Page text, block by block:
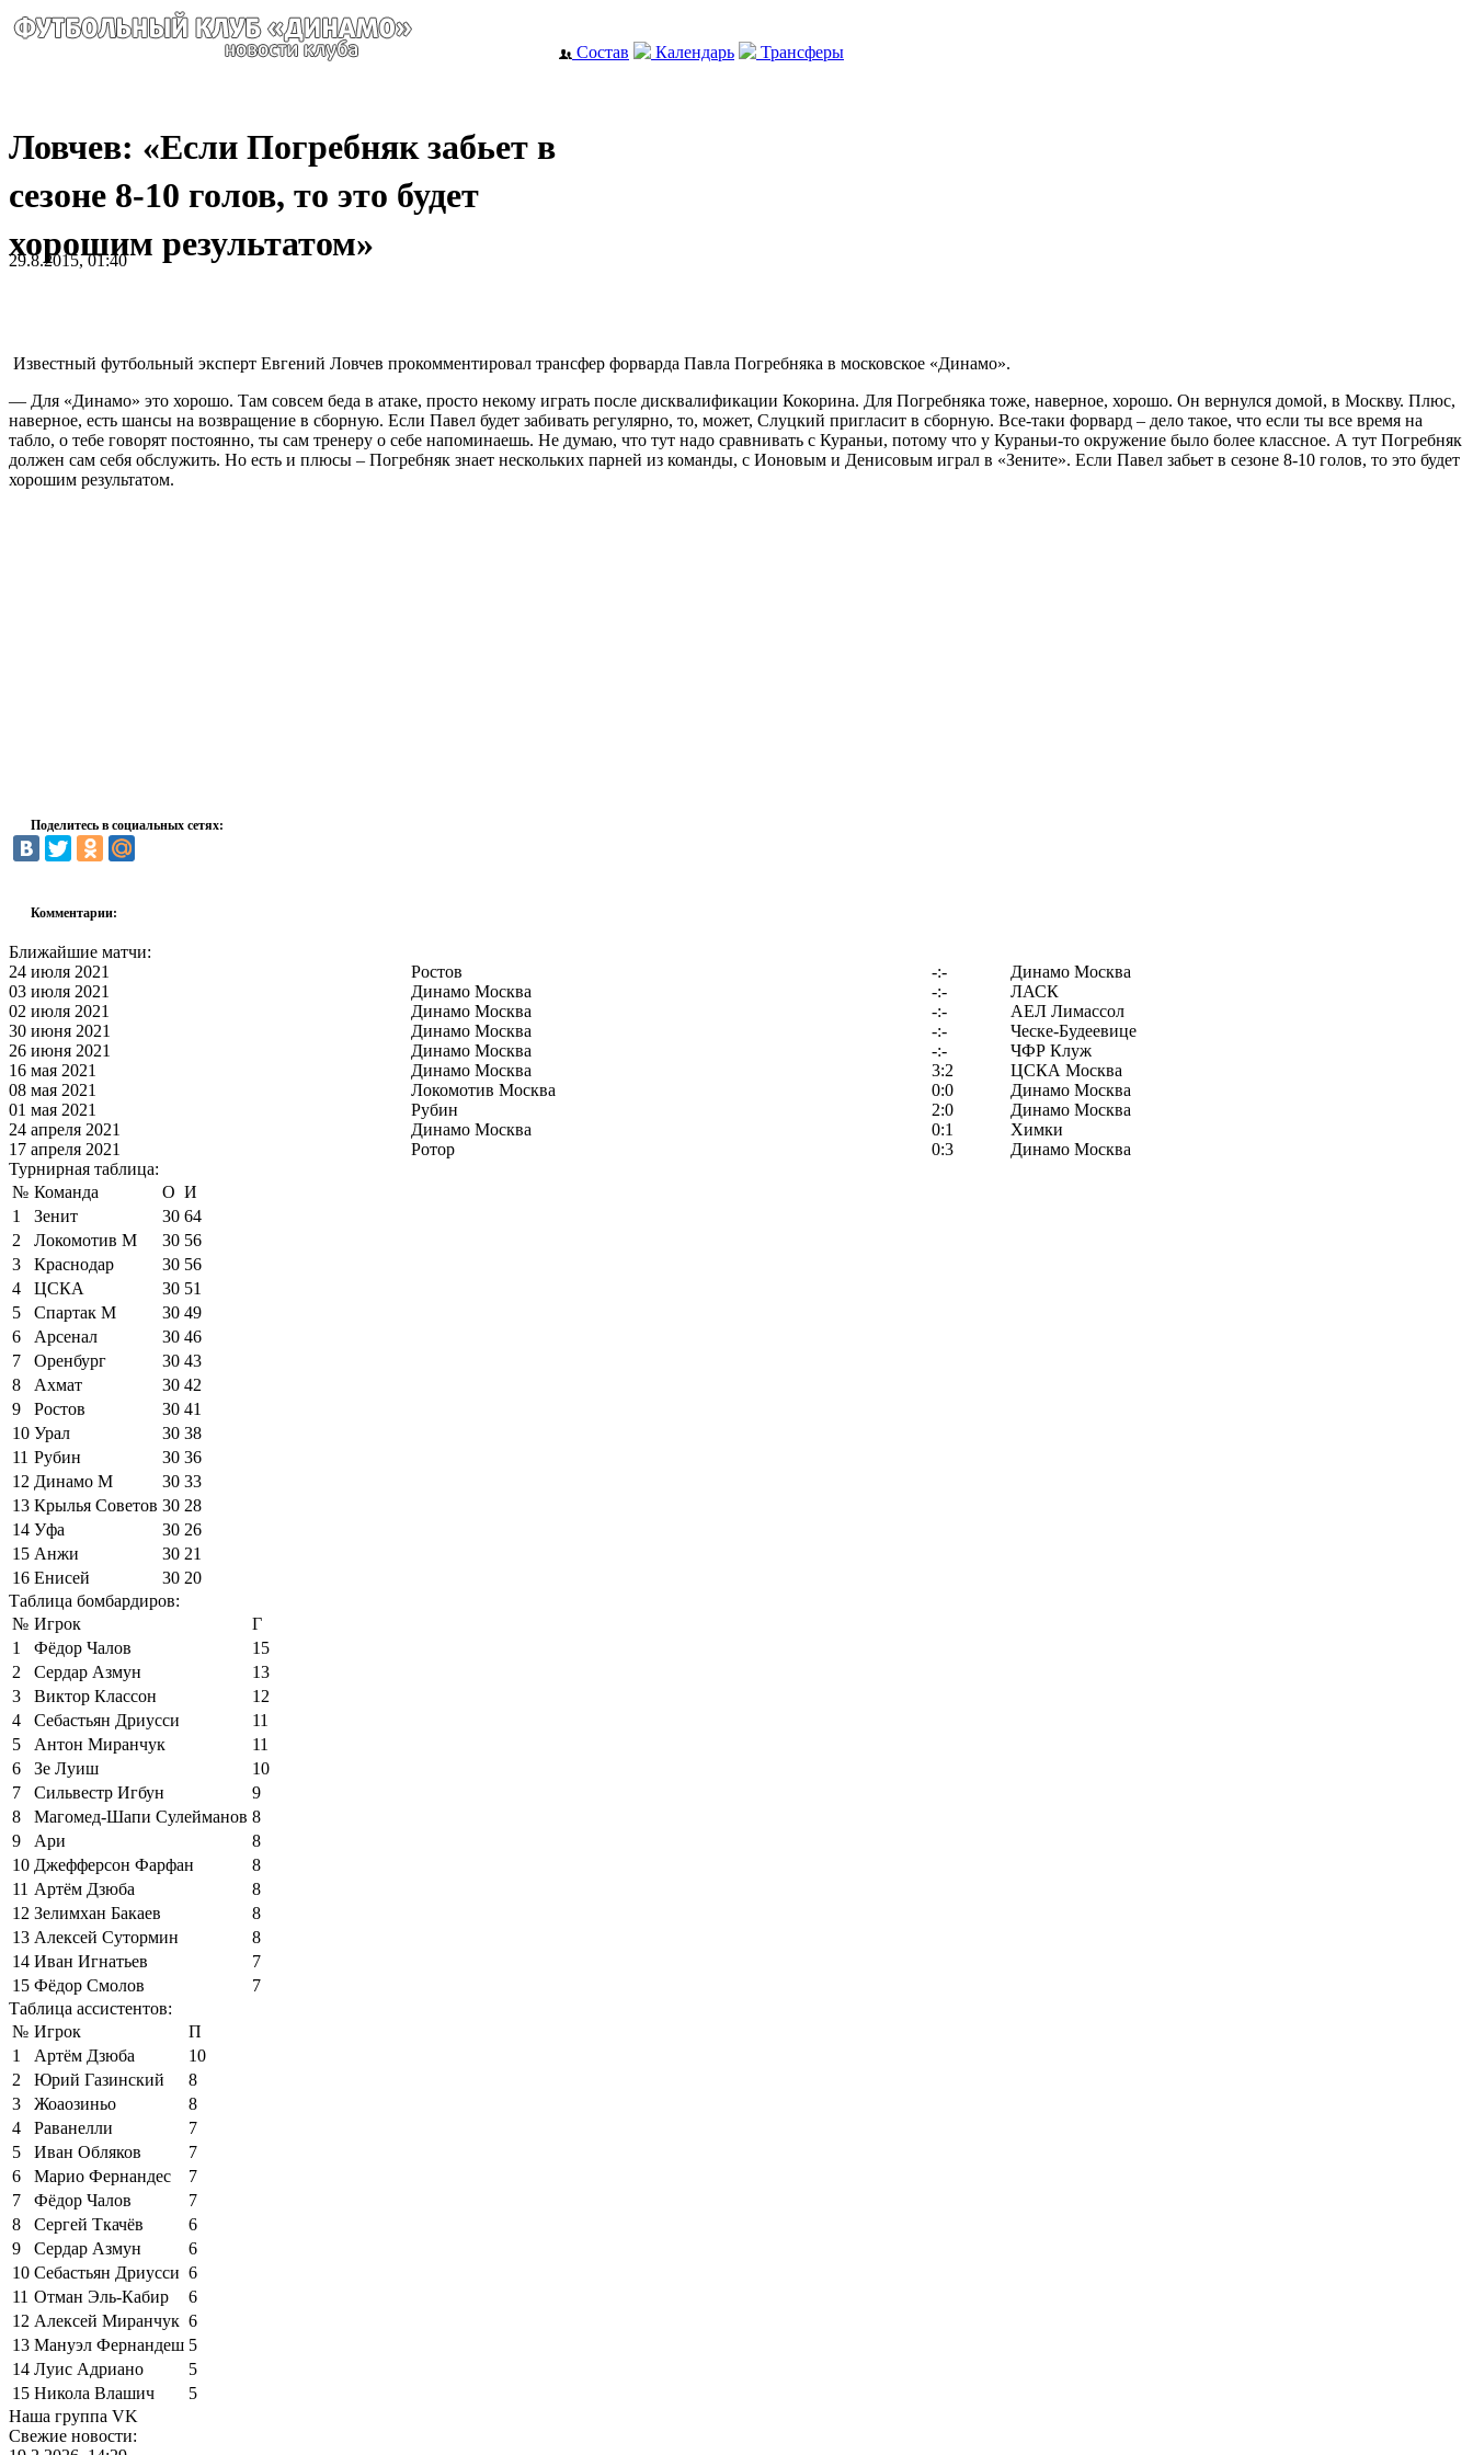
Состав Календарь Трансферы
Ловчев: «Если Погребняк забьет в
сезоне 8-10 голов, то это будет
хорошим результатом»
29.8.2015, 01:40
Известный футбольный эксперт Евгений Ловчев прокомментировал трансфер форварда Павла Погребняка в московское «Динамо».
— Для «Динамо» это хорошо. Там совсем беда в атаке, просто некому играть после дисквалификации Кокорина. Для Погребняка тоже, наверное, хорошо. Он вернулся домой, в Москву. Плюс,
наверное, есть шансы на возвращение в сборную. Если Павел будет забивать регулярно, то, может, Слуцкий пригласит в сборную. Все-таки форвард – дело такое, что если ты все время на
табло, о тебе говорят постоянно, ты сам тренеру о себе напоминаешь. Не думаю, что тут надо сравнивать с Кураньи, потому что у Кураньи-то окружение было более классное. А тут Погребняк
должен сам себя обслужить. Но есть и плюсы – Погребняк знает нескольких парней из команды, с Ионовым и Денисовым играл в «Зените». Если Павел забьет в сезоне 8-10 голов, то это будет
хорошим результатом.
Поделитесь в социальных сетях:
Комментарии:
Ближайшие матчи:
24 июля 2021
Ростов -:-
Динамо Москва
03 июля 2021
Динамо Москва -:-
ЛАСК
02 июля 2021
Динамо Москва -:-
АЕЛ Лимаcсол
30 июня 2021
Динамо Москва -:-
Ческе-Будеевице
26 июня 2021
Динамо Москва -:-
ЧФР Клуж
16 мая 2021
Динамо Москва 3:2
ЦСКА Москва
08 мая 2021
Локомотив Москва 0:0
Динамо Москва
01 мая 2021
Рубин 2:0
Динамо Москва
24 апреля 2021
Динамо Москва 0:1
Химки
17 апреля 2021
Ротор 0:3
Динамо Москва
Турнирная таблица:
№ Команда О И
1
Зенит 30 64
2
Локомотив М 30 56
3
Краснодар 30 56
4
ЦСКА 30 51
5
Спартак М 30 49
6
Арсенал 30 46
7
Оренбург 30 43
8
Ахмат 30 42
9
Ростов 30 41
10 Урал 30 38
11 Рубин 30 36
12 Динамо М 30 33
13 Крылья Советов 30 28
14 Уфа 30 26
15 Анжи 30 21
16 Енисей 30 20
Таблица бомбардиров:
№ Игрок
Г
1
Фёдор Чалов
15
2
Сердар Азмун
13
3
Виктор Классон
12
4
Себастьян Дриусси
11
5
Антон Миранчук
11
6
Зе Луиш
10
7
Сильвестр Игбун
9
8
Магомед-Шапи Сулейманов 8
9
Ари
8
10 Джефферсон Фарфан
8
11 Артём Дзюба
8
12 Зелимхан Бакаев
8
13 Алексей Сутормин
8
14 Иван Игнатьев
7
15 Фёдор Смолов
7
Таблица ассистентов:
№ Игрок
П
1
Артём Дзюба
10
2
Юрий Газинский
8
3
Жоаозиньо
8
4
Раванелли
7
5
Иван Обляков
7
6
Марио Фернандес
7
7
Фёдор Чалов
7
8
Сергей Ткачёв
6
9
Сердар Азмун
6
10 Себастьян Дриусси 6
11 Отман Эль-Кабир
6
12 Алексей Миранчук 6
13 Мануэл Фернандеш 5
14 Луис Адриано
5
15 Никола Влашич
5
Наша группа VK
Свежие новости: